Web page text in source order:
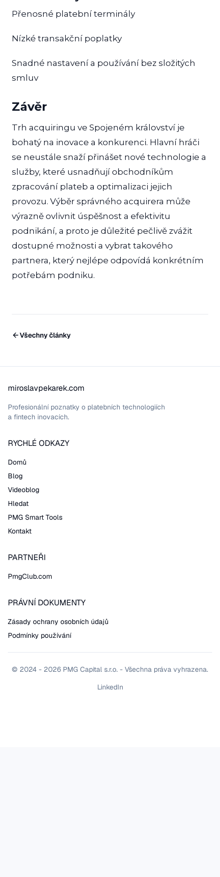
Přenosné platební terminály
Nízké transakční poplatky
Snadné nastavení a používání bez složitých
smluv
Závěr
Trh acquiringu ve Spojeném království je
bohatý na inovace a konkurenci. Hlavní hráči
se neustále snaží přinášet nové technologie a
služby, které usnadňují obchodníkům
zpracování plateb a optimalizaci jejich
provozu. Výběr správného acquirera může
výrazně ovlivnit úspěšnost a efektivitu
podnikání, a proto je důležité pečlivě zvážit
dostupné možnosti a vybrat takového
partnera, který nejlépe odpovídá konkrétním
potřebám podniku.
Všechny články
miroslavpekarek.com
Profesionální poznatky o platebních technologiích
a fintech inovacích.
RYCHLÉ ODKAZY
Domů
Blog
Videoblog
Hledat
PMG Smart Tools
Kontakt
PARTNEŘI
PmgClub.com
PRÁVNÍ DOKUMENTY
Zásady ochrany osobních údajů
Podmínky používání
© 2024 - 2026 PMG Capital s.r.o. - Všechna práva vyhrazena.
LinkedIn